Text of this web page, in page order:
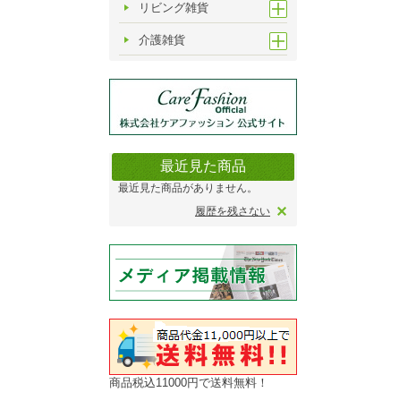
リビング雑貨
介護雑貨
最近見た商品
最近見た商品がありません。
履歴を残さない
商品税込11000円で送料無料！